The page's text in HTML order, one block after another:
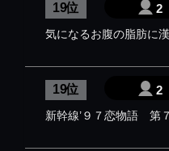
19 位 2
気になるお腹の脂肪に
19 位 2
新幹線’９７恋物語 第